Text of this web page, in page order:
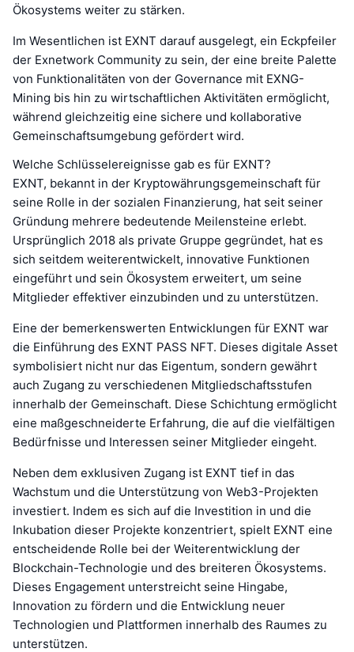
Ökosystems weiter zu stärken.
Im Wesentlichen ist EXNT darauf ausgelegt, ein Eckpfeiler
der Exnetwork Community zu sein, der eine breite Palette
von Funktionalitäten von der Governance mit EXNG-
Mining bis hin zu wirtschaftlichen Aktivitäten ermöglicht,
während gleichzeitig eine sichere und kollaborative
Gemeinschaftsumgebung gefördert wird.
Welche Schlüsselereignisse gab es für EXNT?
EXNT, bekannt in der Kryptowährungsgemeinschaft für
seine Rolle in der sozialen Finanzierung, hat seit seiner
Gründung mehrere bedeutende Meilensteine erlebt.
Ursprünglich 2018 als private Gruppe gegründet, hat es
sich seitdem weiterentwickelt, innovative Funktionen
eingeführt und sein Ökosystem erweitert, um seine
Mitglieder effektiver einzubinden und zu unterstützen.
Eine der bemerkenswerten Entwicklungen für EXNT war
die Einführung des EXNT PASS NFT. Dieses digitale Asset
symbolisiert nicht nur das Eigentum, sondern gewährt
auch Zugang zu verschiedenen Mitgliedschaftsstufen
innerhalb der Gemeinschaft. Diese Schichtung ermöglicht
eine maßgeschneiderte Erfahrung, die auf die vielfältigen
Bedürfnisse und Interessen seiner Mitglieder eingeht.
Neben dem exklusiven Zugang ist EXNT tief in das
Wachstum und die Unterstützung von Web3-Projekten
investiert. Indem es sich auf die Investition in und die
Inkubation dieser Projekte konzentriert, spielt EXNT eine
entscheidende Rolle bei der Weiterentwicklung der
Blockchain-Technologie und des breiteren Ökosystems.
Dieses Engagement unterstreicht seine Hingabe,
Innovation zu fördern und die Entwicklung neuer
Technologien und Plattformen innerhalb des Raumes zu
unterstützen.